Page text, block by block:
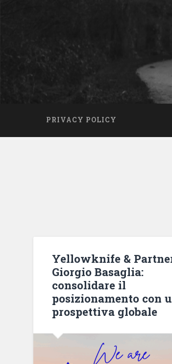
PRIVACY POLICY
Yellowknife &
Giorgio Basaglia:
consolidare il
posizionamento con
prospettiva globale